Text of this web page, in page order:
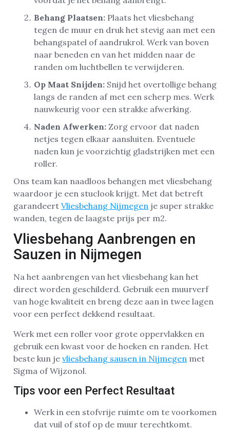
Behang Plaatsen: Plaats het vliesbehang
tegen de muur en druk het stevig aan met een
behangspatel of aandrukrol. Werk van boven
naar beneden en van het midden naar de
randen om luchtbellen te verwijderen.
Op Maat Snijden: Snijd het overtollige behang
langs de randen af met een scherp mes. Werk
nauwkeurig voor een strakke afwerking.
Naden Afwerken: Zorg ervoor dat naden
netjes tegen elkaar aansluiten. Eventuele
naden kun je voorzichtig gladstrijken met een
roller.
Ons team kan naadloos behangen met vliesbehang
waardoor je een stuclook krijgt. Met dat betreft
garandeert Vliesbehang Nijmegen je super strakke
wanden, tegen de laagste prijs per m2.
Vliesbehang Aanbrengen en
Sauzen in Nijmegen
Na het aanbrengen van het vliesbehang kan het
direct worden geschilderd. Gebruik een muurverf
van hoge kwaliteit en breng deze aan in twee lagen
voor een perfect dekkend resultaat.
Werk met een roller voor grote oppervlakken en
gebruik een kwast voor de hoeken en randen. Het
beste kun je vliesbehang sausen in Nijmegen met
Sigma of Wijzonol.
Tips voor een Perfect Resultaat
Werk in een stofvrije ruimte om te voorkomen
dat vuil of stof op de muur terechtkomt.